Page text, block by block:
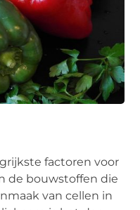
factoren voor
de bouwstoffen die
van cellen in